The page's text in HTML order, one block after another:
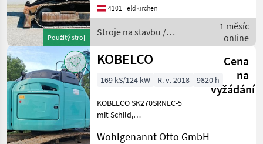
Použitý stroj
Motor...............156 kW, 6 Zyl.
Deutz Gewicht...........
4101 Feldkirchen
Stroje na stavbu /
Terex
1 měsíc
online
KOBELCO
Cena
na
vyžádání
169 kS/124 kW R. v. 2018 9820 h
KOBELCO SK270SRNLC-5
mit Schild,
Schnellwechsler
Wohlgenannt Otto GmbH